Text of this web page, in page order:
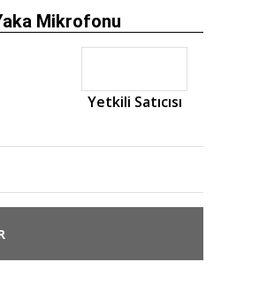
Mikrofonu
Yetkili Satıcısı